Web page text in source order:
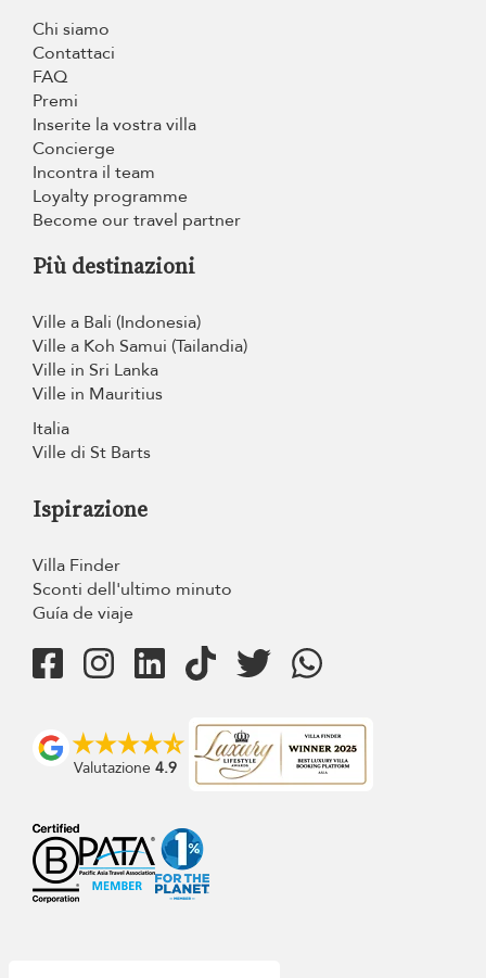
Chi siamo
Contattaci
FAQ
Premi
Inserite la vostra villa
Concierge
Incontra il team
Loyalty programme
Become our travel partner
Più destinazioni
Ville a Bali (Indonesia)
Ville a Koh Samui (Tailandia)
Ville in Sri Lanka
Ville in Mauritius
Italia
Ville di St Barts
Ispirazione
Villa Finder
Sconti dell'ultimo minuto
Guía de viaje
Valutazione 4.9